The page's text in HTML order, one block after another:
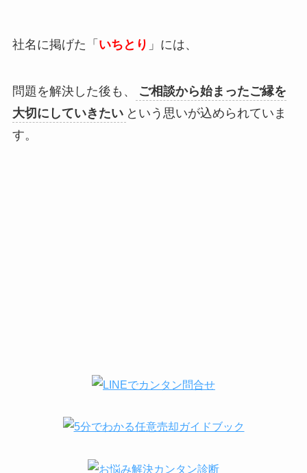
社名に掲げた「 いちとり 」には、
問題を解決した後も、
ご相談から始まったご縁を
大切にしていきたい という思いが込められていま
す。